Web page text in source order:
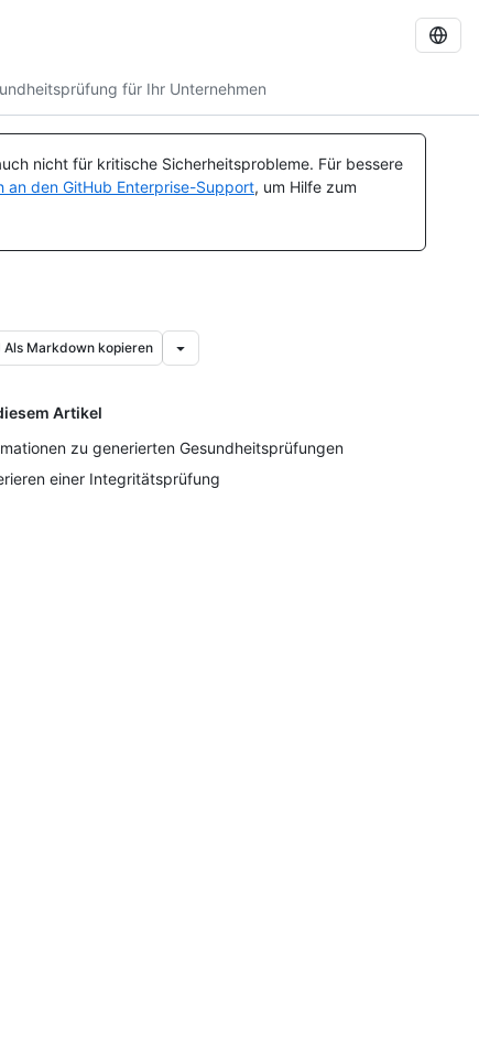
für Ihr Unternehmen
nicht für kritische Sicherheitsprobleme. Für bessere
an den GitHub Enterprise-Support, um Hilfe zum
Als Markdown kopieren
Artikel
zu generierten Gesundheitsprüfungen
einer Integritätsprüfung